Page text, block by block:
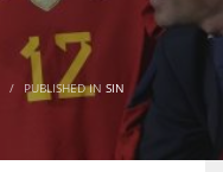
/ PUBLISHED IN SIN